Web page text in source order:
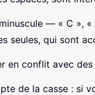
— « C »,
seules, qui sont
en conflit avec
de la casse : si